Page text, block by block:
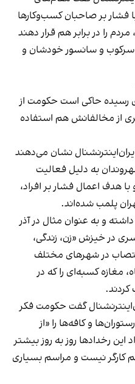
فشار بر صاحبان کسب‌وکارها
را در برابر هم قرار دهند
سرکوب و سانسور خودشان و
رسیده حاکی است حکومت از
از مخالفانش هم استفاده
نشان می‌دهند
به دلیل فعالیت
هدف اعمال فشار بر افراد،
پلمب شده‌اند.
و به عنوان مثال در آذر
در خیزش «زن، زندگی،
در شهرهای مختلف
مغازه کسبه‌ای را که در
گفت حکومت فکر
و کافه‌ها را «از
این رخدادها روز به روز بیشتر
نیست و مراسم بسیاری